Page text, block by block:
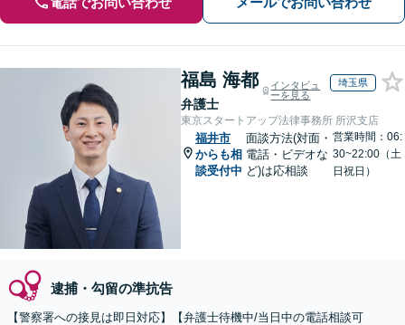
福島 海都
弁護士
インタビュ
ーを見る
埼玉県
東京スタートアップ法律事務所 所沢支店
福井市
からも相
談受付中
面談方法(対面・
電話・ビデオな
ど)は応相談
営業時間：06:
30~22:00（土
日祝日）
逮捕・勾留の準抗告
【警察署への接見は即日対応】【弁護士待機中/当日中の電話相談可